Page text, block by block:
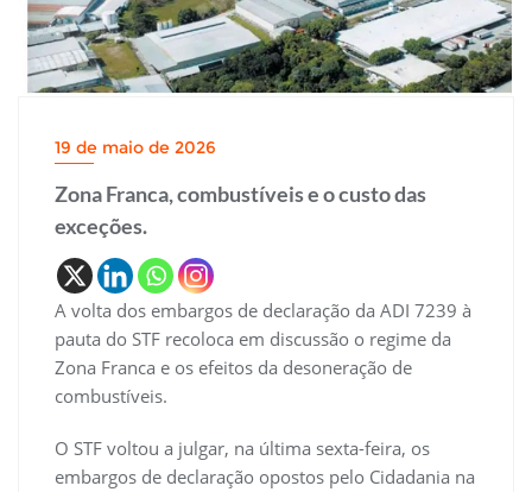
19 de maio de 2026
Zona Franca, combustíveis e o custo das
exceções.
A volta dos embargos de declaração da ADI 7239 à
pauta do STF recoloca em discussão o regime da
Zona Franca e os efeitos da desoneração de
combustíveis.
O STF voltou a julgar, na última sexta-feira, os
embargos de declaração opostos pelo Cidadania na